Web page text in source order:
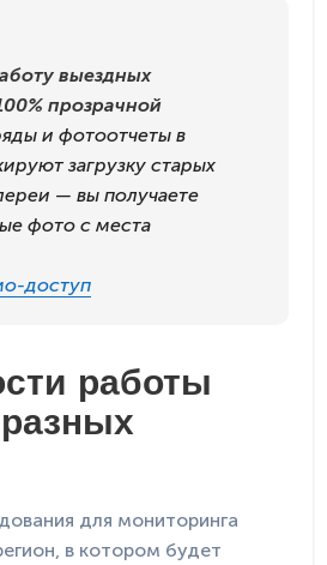
выездных
прозрачной
и фотоотчеты в
загрузку старых
— вы получаете
фото с места
доступ
работы
для мониторинга
в котором будет